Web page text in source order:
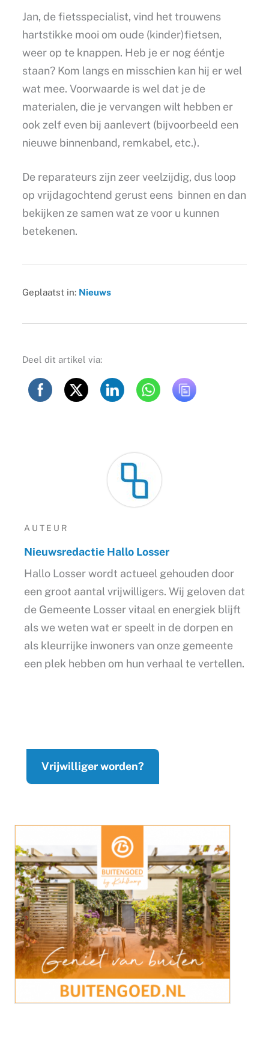
Jan, de fietsspecialist, vind het trouwens
hartstikke mooi om oude (kinder)fietsen,
weer op te knappen. Heb je er nog ééntje
staan? Kom langs en misschien kan hij er wel
wat mee. Voorwaarde is wel dat je de
materialen, die je vervangen wilt hebben er
ook zelf even bij aanlevert (bijvoorbeeld een
nieuwe binnenband, remkabel, etc.).
De reparateurs zijn zeer veelzijdig, dus loop
op vrijdagochtend gerust eens binnen en dan
bekijken ze samen wat ze voor u kunnen
betekenen.
Geplaatst in: Nieuws
Deel dit artikel via:
AUTEUR
Nieuwsredactie Hallo Losser
Hallo Losser wordt actueel gehouden door
een groot aantal vrijwilligers. Wij geloven dat
de Gemeente Losser vitaal en energiek blijft
als we weten wat er speelt in de dorpen en
als kleurrijke inwoners van onze gemeente
een plek hebben om hun verhaal te vertellen.
Vrijwilliger worden?